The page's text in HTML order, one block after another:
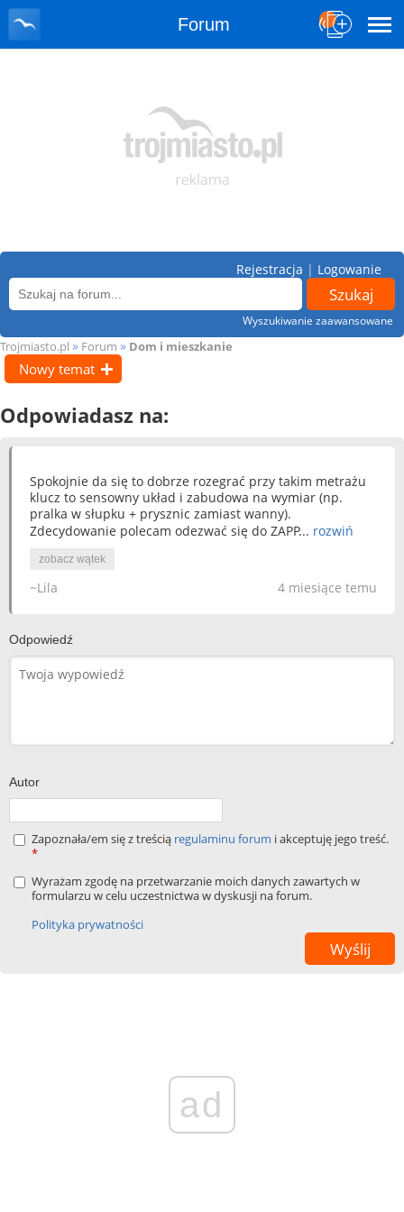
Forum
Wyszukiwanie zaawansowane
Rejestracja | Logowanie
Trojmiasto.pl » Forum » Dom i mieszkanie
Nowy temat
Odpowiadasz na:
Spokojnie da się to dobrze rozegrać przy takim metrażu
klucz to sensowny układ i zabudowa na wymiar (np.
pralka w słupku + prysznic zamiast wanny).
Zdecydowanie polecam odezwać się do ZAPP... rozwiń
zobacz wątek
4 miesiące temu
~Lila
Odpowiedź
Autor
Zapoznała/em się z treścią regulaminu forum i akceptuję jego treść.
*
Wyrażam zgodę na przetwarzanie moich danych zawartych w
formularzu w celu uczestnictwa w dyskusji na forum.
Polityka prywatności
ad